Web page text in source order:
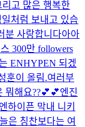
고 많은 행복한
처럼 보내고 있습
분 사랑합니다아아
300만 followers
ENHYPEN 되겠
훈이 올림.여러부
뭐해요??💕💕엔진
하이픈 막내 니키
은 칭찬보다는 여